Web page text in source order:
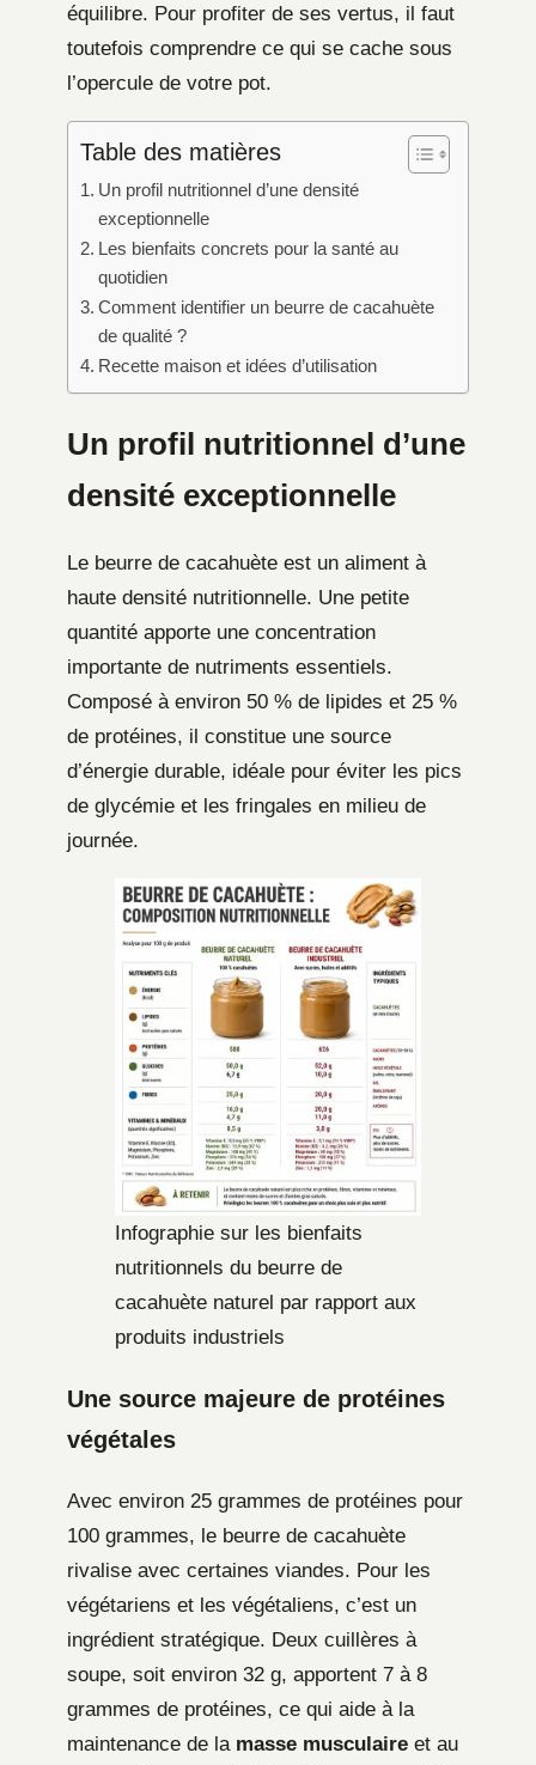
équilibre. Pour profiter de ses vertus, il faut
toutefois comprendre ce qui se cache sous
l’opercule de votre pot.
Table des matières
Un profil nutritionnel d’une densité
exceptionnelle
Les bienfaits concrets pour la santé au
quotidien
Comment identifier un beurre de cacahuète
de qualité ?
Recette maison et idées d’utilisation
Un profil nutritionnel d’une
densité exceptionnelle
Le beurre de cacahuète est un aliment à
haute densité nutritionnelle. Une petite
quantité apporte une concentration
importante de nutriments essentiels.
Composé à environ 50 % de lipides et 25 %
de protéines, il constitue une source
d’énergie durable, idéale pour éviter les pics
de glycémie et les fringales en milieu de
journée.
Infographie sur les bienfaits
nutritionnels du beurre de
cacahuète naturel par rapport aux
produits industriels
Une source majeure de protéines
végétales
Avec environ 25 grammes de protéines pour
100 grammes, le beurre de cacahuète
rivalise avec certaines viandes. Pour les
végétariens et les végétaliens, c’est un
ingrédient stratégique. Deux cuillères à
soupe, soit environ 32 g, apportent 7 à 8
grammes de protéines, ce qui aide à la
maintenance de la masse musculaire et au